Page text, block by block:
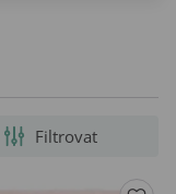
Filtrovat